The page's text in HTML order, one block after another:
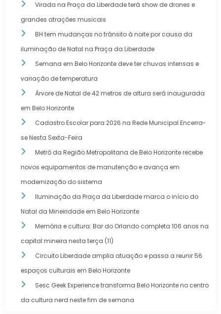
Virada na Praça da Liberdade terá show de drones e
grandes atrações musicais
BH tem mudanças no trânsito à noite por causa da
iluminação de Natal na Praça da Liberdade
Semana em Belo Horizonte deve ter chuvas intensas e
variação de temperatura
Árvore de Natal de 42 metros de altura será inaugurada
em Belo Horizonte
Cadastro Escolar para 2026 na Rede Municipal Encerra-
se Nesta Sexta-Feira
Metrô da Região Metropolitana de Belo Horizonte recebe
novos equipamentos de manutenção e avança em
modernização do sistema
Iluminação da Praça da Liberdade marca o início do
Natal da Mineiridade em Belo Horizonte
Memória e cultura: Bar do Orlando completa 106 anos na
capital mineira nesta terça (11)
Circuito Liberdade amplia atuação e passa a reunir 56
espaços culturais em Belo Horizonte
Sesc Geek Experience transforma Belo Horizonte no centro
da cultura nerd neste fim de semana